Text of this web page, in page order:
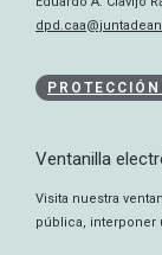
Ventanilla
Visita nuestra
pública, interponer